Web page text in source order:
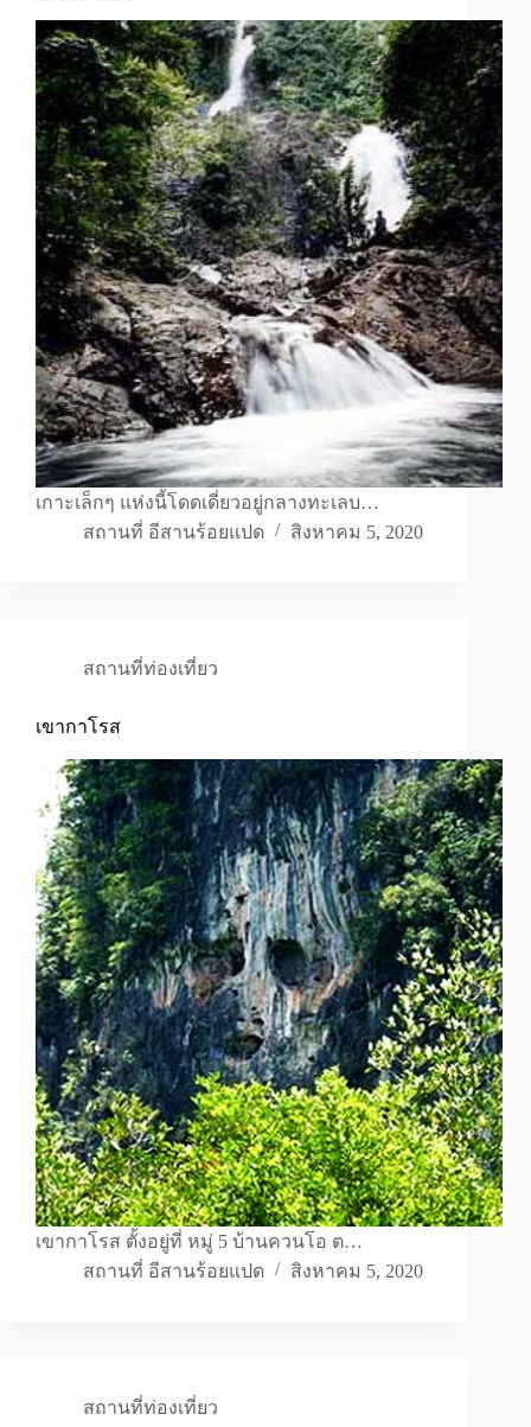
เกาะเล็กๆ แห่งนี้โดดเดี่ยวอยู่กลางทะเลบ…
สถานที่ อีสานร้อยแปด
สิงหาคม 5, 2020
สถานที่ท่องเที่ยว
เขากาโรส
เขากาโรส ตั้งอยู่ที่ หมู่ 5 บ้านควนโอ ต…
สถานที่ อีสานร้อยแปด
สิงหาคม 5, 2020
สถานที่ท่องเที่ยว